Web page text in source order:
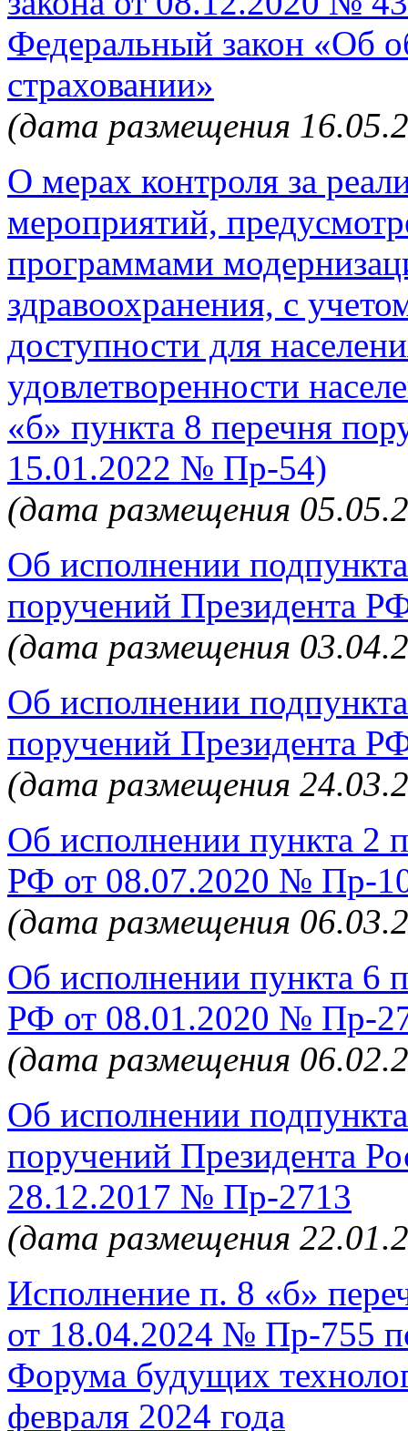
Федеральный закон «Об
страховании»
(дата размещения
О мерах контроля за
мероприятий,
программами
здравоохранения, с
доступности для
удовлетворенности
«б» пункта 8 перечня
15.01.2022 № Пр-54)
(дата размещения
Об исполнении
поручений Президента
(дата размещения
Об исполнении
поручений Президента
(дата размещения
Об исполнении пункта 2
РФ от 08.07.2020 № Пр-
(дата размещения
Об исполнении пункта 6
РФ от 08.01.2020 № Пр-
(дата размещения
Об исполнении
поручений Президента
28.12.2017 № Пр-2713
(дата размещения
Исполнение п. 8 «б»
от 18.04.2024 № Пр-755
Форума будущих
февраля 2024 года